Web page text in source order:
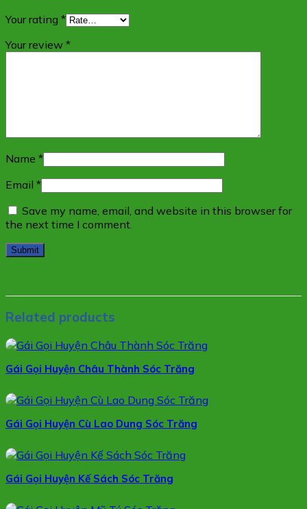
Your rating *
Your review *
Name *
Email *
Save my name, email, and website in this browser for
the next time I comment.
Related products
Gái Gọi Huyện Châu Thành Sóc Trăng
Gái Gọi Huyện Cù Lao Dung Sóc Trăng
Gái Gọi Huyện Kế Sách Sóc Trăng